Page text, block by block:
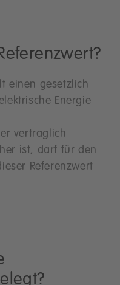
einen gesetzlich
Energie
vertraglich
ist, darf für den
Referenzwert